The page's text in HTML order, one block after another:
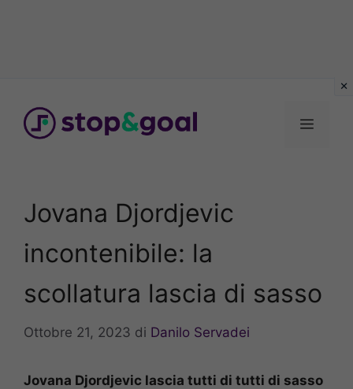
contenuto
Menu
Jovana Djordjevic
incontenibile: la
scollatura lascia di sasso
Ottobre 21, 2023 di Danilo Servadei
Jovana Djordjevic lascia tutti di tutti di sasso